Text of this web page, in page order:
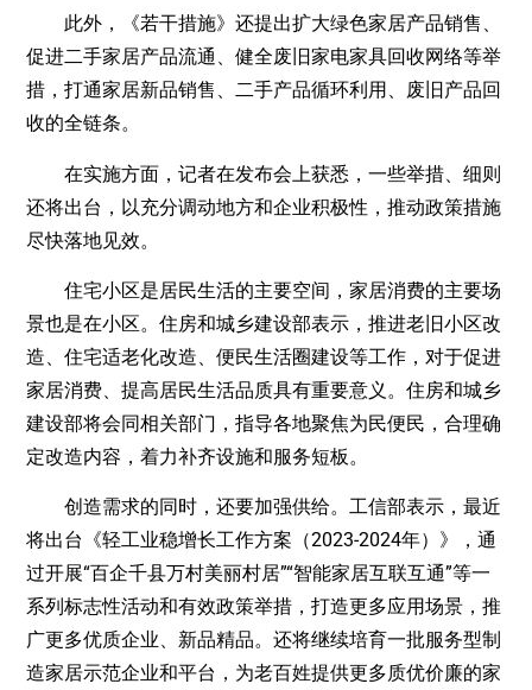
此外，《若干措施》还提出扩大绿色家居产品销售、
促进二手家居产品流通、健全废旧家电家具回收网络等举
措，打通家居新品销售、二手产品循环利用、废旧产品回
收的全链条。
在实施方面，记者在发布会上获悉，一些举措、细则
还将出台，以充分调动地方和企业积极性，推动政策措施
尽快落地见效。
住宅小区是居民生活的主要空间，家居消费的主要场
景也是在小区。住房和城乡建设部表示，推进老旧小区改
造、住宅适老化改造、便民生活圈建设等工作，对于促进
家居消费、提高居民生活品质具有重要意义。住房和城乡
建设部将会同相关部门，指导各地聚焦为民便民，合理确
定改造内容，着力补齐设施和服务短板。
创造需求的同时，还要加强供给。工信部表示，最近
将出台《轻工业稳增长工作方案（2023-2024年）》，通
过开展“百企千县万村美丽村居”“智能家居互联互通”等一
系列标志性活动和有效政策举措，打造更多应用场景，推
广更多优质企业、新品精品。还将继续培育一批服务型制
造家居示范企业和平台，为老百姓提供更多质优价廉的家